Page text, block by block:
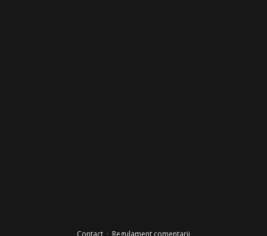
Contact· Regulament comentarii